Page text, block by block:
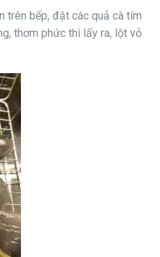
trên bếp, đặt các quả cà tím
thơm phức thì lấy ra, lột vỏ